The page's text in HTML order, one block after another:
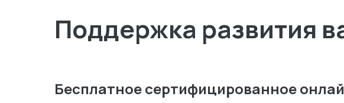
Поддержка развития
Бесплатное сертифицированное